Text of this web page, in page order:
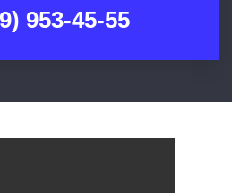
953-45-55